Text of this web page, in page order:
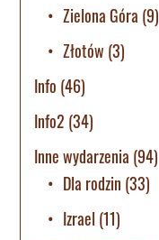
Zielona Góra (9)
Złotów (3)
Info (46)
Info2 (34)
Inne wydarzenia (94)
Dla rodzin (33)
Izrael (11)